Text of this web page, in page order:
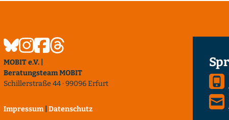
MOBIT e.V. |
Beratungsteam MOBIT
Schillerstraße 44 · 99096 Erfurt
Impressum Datenschutz